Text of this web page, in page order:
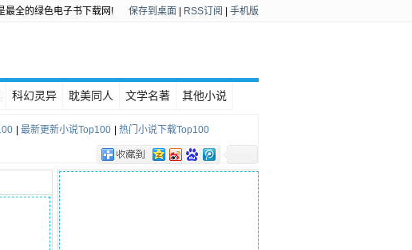
最全的绿色电子书下载网! 保存到桌面 RSS订阅 手机版
科幻灵异 耽美同人 文学名著 其他小说
最新更新小说Top100 热门小说下载Top100